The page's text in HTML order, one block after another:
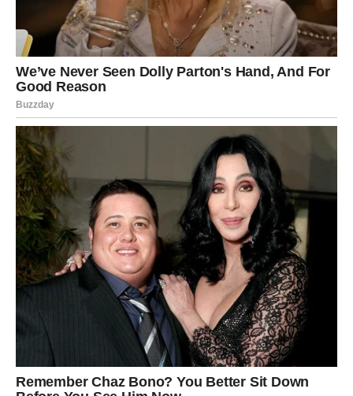
Kada se kolačići ispeku, ostavite ih da se ohlade na ravnoj
površini. Ne preporučuje se njihovo pomeranje dok su
još topli, jer su tada mekani i mogu se iskriviti ili polomiti.
Nakon što se ohlade i učvrste, spremni su za spajanje i
punjenje.
Za nadev se možete poslužiti različitim vrstama